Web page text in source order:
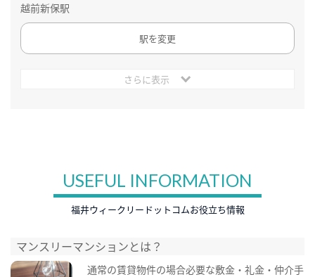
越前新保駅
駅を変更
さらに表示
USEFUL INFORMATION
福井ウィークリードットコムお役立ち情報
マンスリーマンションとは？
通常の賃貸物件の場合必要な敷金・礼金・仲介手